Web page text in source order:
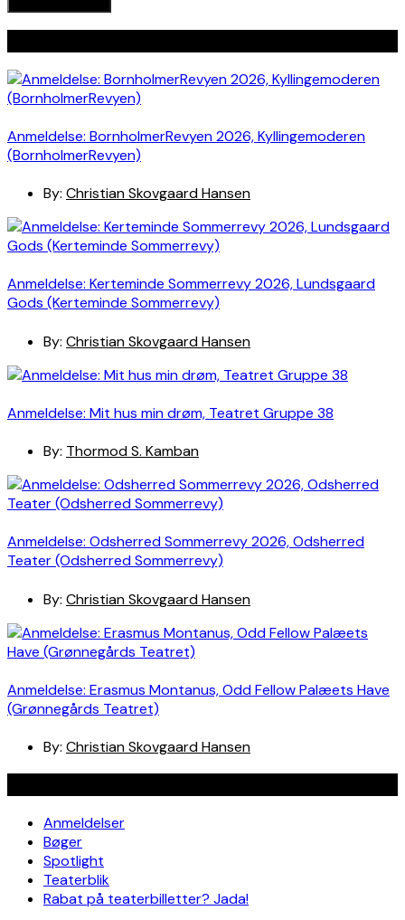
Anmeldelse: BornholmerRevyen 2026, Kyllingemoderen
(BornholmerRevyen)
By: Christian Skovgaard Hansen
Anmeldelse: Kerteminde Sommerrevy 2026, Lundsgaard
Gods (Kerteminde Sommerrevy)
By: Christian Skovgaard Hansen
Anmeldelse: Mit hus min drøm, Teatret Gruppe 38
By: Thormod S. Kamban
Anmeldelse: Odsherred Sommerrevy 2026, Odsherred
Teater (Odsherred Sommerrevy)
By: Christian Skovgaard Hansen
Anmeldelse: Erasmus Montanus, Odd Fellow Palæets Have
(Grønnegårds Teatret)
By: Christian Skovgaard Hansen
Anmeldelser
Bøger
Spotlight
Teaterblik
Rabat på teaterbilletter? Jada!